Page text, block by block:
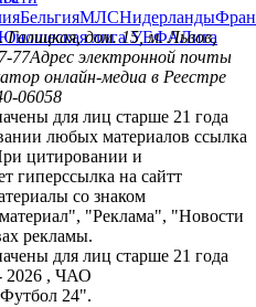
БельгияМЛСНидерланды
лига УЕФАЛига
Галицкая, дом. 15, м. Львов,
77Адрес электронной почты
онлайн-медиа в Реестре
06058
для лиц старше 21 года
любых материалов ссылка
цитировании и
гиперссылка на сайтт
со знаком
"Реклама", "Новости
рекламы.
для лиц старше 21 года
2026 , ЧАО
24".